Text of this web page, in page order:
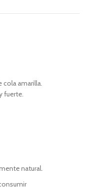
cola amarilla.
fuerte.
natural.